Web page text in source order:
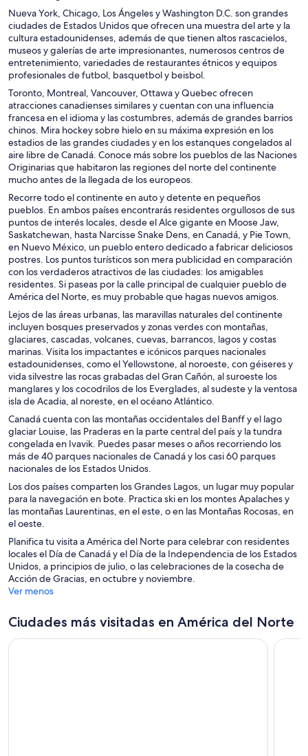
Hoteles en la playa en Estados Unidos
Hoteles con concierge en Las Vegas
Hoteles con casino en Las Vegas
Hoteles de golf en Las Vegas
Hoteles todo incluido en Las Vegas
Hoteles con wifi en Las Vegas
Hoteles de lujo en Las Vegas
Hoteles en la playa en Las Vegas
Hoteles para familias en Las Vegas
Hoteles que aceptan mascotas en Las Vegas
Hoteles baratos en Las Vegas
Hoteles de aventura y deportes en Las Vegas
Hoteles ecológicos en Las Vegas
Hoteles gay friendly en Las Vegas
Hoteles en Las Vegas
Hoteles en Miami
Hoteles en Myrtle Beach
Hoteles en Nashville
Hoteles en San Diego
Nueva York, Chicago, Los Ángeles y Washington D.C. son grandes
ciudades de Estados Unidos que ofrecen una muestra del arte y la
cultura estadounidenses, además de que tienen altos rascacielos,
museos y galerías de arte impresionantes, numerosos centros de
entretenimiento, variedades de restaurantes étnicos y equipos
profesionales de futbol, basquetbol y beisbol.
Toronto, Montreal, Vancouver, Ottawa y Quebec ofrecen
atracciones canadienses similares y cuentan con una influencia
francesa en el idioma y las costumbres, además de grandes barrios
chinos. Mira hockey sobre hielo en su máxima expresión en los
estadios de las grandes ciudades y en los estanques congelados al
aire libre de Canadá. Conoce más sobre los pueblos de las Naciones
Originarias que habitaron las regiones del norte del continente
mucho antes de la llegada de los europeos.
Recorre todo el continente en auto y detente en pequeños
pueblos. En ambos países encontrarás residentes orgullosos de sus
puntos de interés locales, desde el Alce gigante en Moose Jaw,
Saskatchewan, hasta Narcisse Snake Dens, en Canadá, y Pie Town,
en Nuevo México, un pueblo entero dedicado a fabricar deliciosos
postres. Los puntos turísticos son mera publicidad en comparación
con los verdaderos atractivos de las ciudades: los amigables
residentes. Si paseas por la calle principal de cualquier pueblo de
América del Norte, es muy probable que hagas nuevos amigos.
Lejos de las áreas urbanas, las maravillas naturales del continente
incluyen bosques preservados y zonas verdes con montañas,
glaciares, cascadas, volcanes, cuevas, barrancos, lagos y costas
marinas. Visita los impactantes e icónicos parques nacionales
estadounidenses, como el Yellowstone, al noroeste, con géiseres y
vida silvestre las rocas grabadas del Gran Cañón, al suroeste los
manglares y los cocodrilos de los Everglades, al sudeste y la ventosa
isla de Acadia, al noreste, en el océano Atlántico.
Canadá cuenta con las montañas occidentales del Banff y el lago
glaciar Louise, las Praderas en la parte central del país y la tundra
congelada en Ivavik. Puedes pasar meses o años recorriendo los
más de 40 parques nacionales de Canadá y los casi 60 parques
nacionales de los Estados Unidos.
Los dos países comparten los Grandes Lagos, un lugar muy popular
para la navegación en bote. Practica ski en los montes Apalaches y
las montañas Laurentinas, en el este, o en las Montañas Rocosas, en
el oeste.
Planifica tu visita a América del Norte para celebrar con residentes
locales el Día de Canadá y el Día de la Independencia de los Estados
Unidos, a principios de julio, o las celebraciones de la cosecha de
Acción de Gracias, en octubre y noviembre.
Ver menos
Ciudades más visitadas en América del Norte